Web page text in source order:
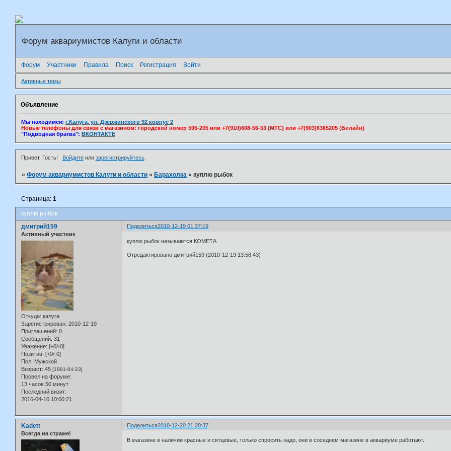
Форум аквариумистов Калуги и области
Форум Участники Правила Поиск Регистрация Войти
Активные темы
Объявление
Мы находимся: г.Калуга, ул. Дзержинского 92 корпус 2
Новые телефоны для связи с магазином: городской номер 595-205 или +7(910)608-56-53 (МТС) или +7(903)6365205 (Билайн)
"Подводная братва": ВКОНТАКТЕ
Привет, Гость! Войдитеили зарегистрируйтесь.
»Форум аквариумистов Калуги и области » Барахолка »куплю рыбок
куплю рыбок
Страница:1
Поделиться2010-12-19 01:37:19
дмитрий159
Активный участник
Откуда: калуга
Зарегистрирован: 2010-12-19
Приглашений: 0
Сообщений: 31
Уважение: [+0/-0]
Позитив: [+0/-0]
Пол: Мужской
Возраст: 45 [1981-04-23]
Провел на форуме:
13 часов 50 минут
Последний визит:
2016-04-10 10:00:21
куплю рыбок называются КОМЕТА
Отредактировано дмитрий159 (2010-12-19 13:58:43)
Поделиться2010-12-20 21:20:37
Kadett
Всегда на страже!
В магазине в наличии красные и ситцевые, только спросить надо, они в соседнем магазине в аквариуме работают.